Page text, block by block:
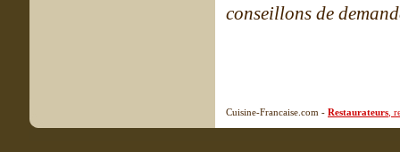
conseillons de
Cuisine-Francaise.com - Restaurateurs ,